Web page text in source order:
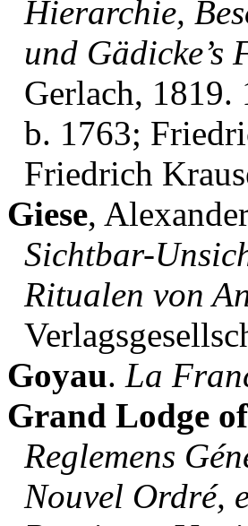
Hierarchie,
und Gädicke’s
Gerlach, 1819.
b. 1763;
Friedrich
Giese,
Sichtbar-
Ritualen von
Goyau. La
Grand Lodge
Reglemens
Nouvel Ordré,